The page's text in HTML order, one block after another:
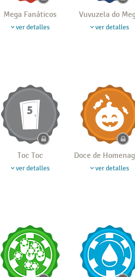
Mega Fanáticos
ver detalles
Vuvuzela do
ver detalles
Toc Toc
ver detalles
Doce de
ver detalles